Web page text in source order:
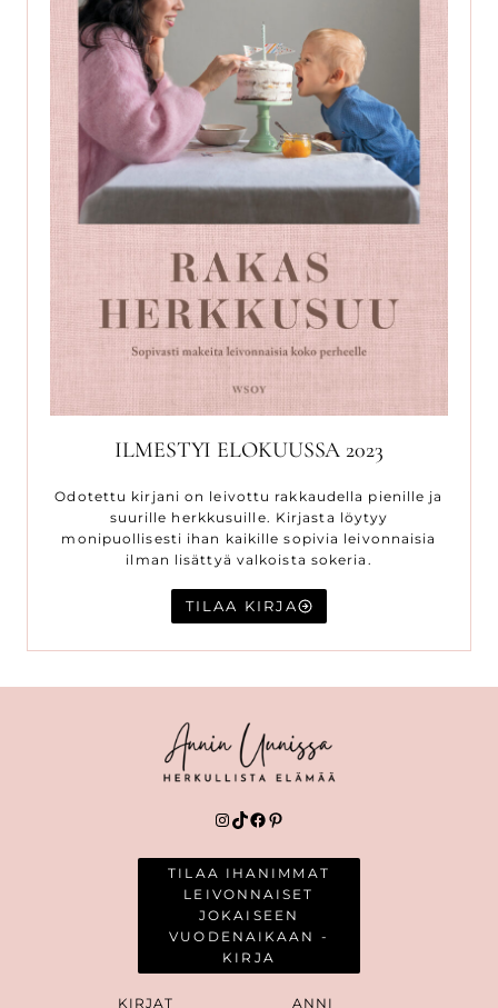
ILMESTYI ELOKUUSSA 2023
Odotettu kirjani on leivottu rakkaudella pienille ja
suurille herkkusuille. Kirjasta löytyy
monipuollisesti ihan kaikille sopivia leivonnaisia
ilman lisättyä valkoista sokeria.
TILAA KIRJA
Instagram
TikTok
Facebook
Pinterest
TILAA IHANIMMAT
LEIVONNAISET
JOKAISEEN
VUODENAIKAAN -
KIRJA
KIRJAT ANNI